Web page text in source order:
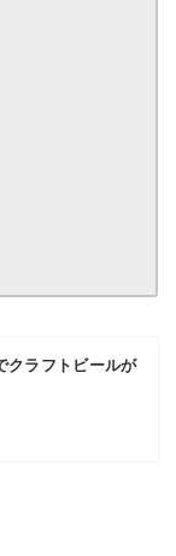
クラフトビールが